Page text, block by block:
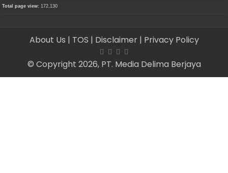
Total page view:172,130
About Us | TOS | Disclaimer | Privacy Policy
© Copyright 2026, PT. Media Delima Berjaya